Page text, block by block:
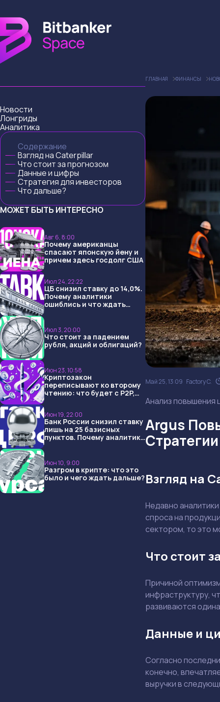
Новости
Лонгриды
Аналитика
Содержание
Взгляд на Caterpillar
Что стоит за прогнозом
Данные и цифры
Стратегия для инвесторов
Что дальше?
МОЖЕТ БЫТЬ ИНТЕРЕСНО
Авг 6, 8:00
Почему американцы
спасают японскую йену и
причем здесь госдолг США
Июл 24, 22:22
ЦБ снизил ставку до 14,0%.
Почему аналитики
ошиблись и что ждать
Июл 3, 20:00
Что стоит за падением
рубля, акций и облигаций?
Июн 23, 10:58
Криптозакон
переписывают ко второму
чтению: что будет с P2P,
Июн 19, 22:00
Банк России снизил ставку
лишь на 25 базисных
пунктов. Почему аналитики
Июн 10, 9:00
Разгром в крипте: что это
было и чего ждать дальше?
ГЛАВНАЯ ФИНАНСЫ
Май 25, 13:09 Factory C.
Анализ повышения
Argus
Взгляд на
Недавно
спроса на
сектором, то это
Что стоит
Причиной
инфраструктуру,
развиваются
Данные и
Согласно
конечно,
выручки в